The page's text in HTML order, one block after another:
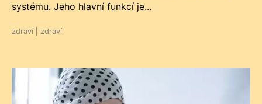
systému. Jeho hlavní funkcí je...
zdraví zdraví